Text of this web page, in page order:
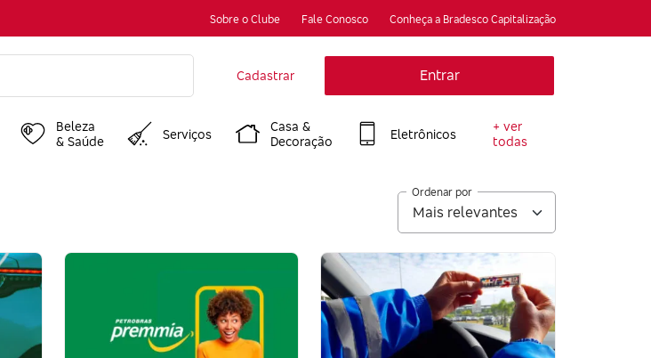
Sobre o Clube Fale Conosco Conheça a Bradesco Capitalização
Cadastrar Entrar
Beleza
& Saúde
Serviços
Casa &
Decoração
Eletrônicos
+ ver
todas
Ordenar por